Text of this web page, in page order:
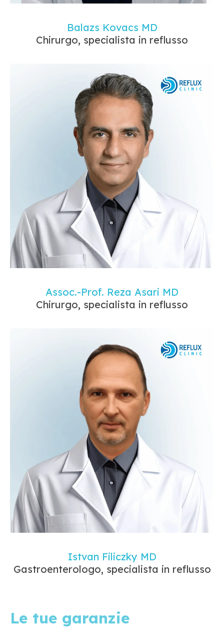
Balazs Kovacs MD
Chirurgo, specialista in reflusso
Assoc.-Prof. Reza Asari MD
Chirurgo, specialista in reflusso
Istvan Filiczky MD
Gastroenterologo, specialista in reflusso
Le tue garanzie